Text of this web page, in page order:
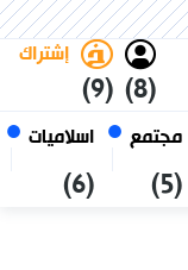
مجتمع
(5)
اسلاميات
(6)
(8)
إشتراك
(9)